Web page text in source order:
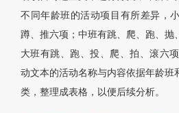
不同年龄班的活动项目有所差异，
蹲、推六项；中班有跳、爬、跑、抛
大班有跳、跑、投、爬、拍、滚六
动文本的活动名称与内容依据年龄班
类，整理成表格，以便后续分析。